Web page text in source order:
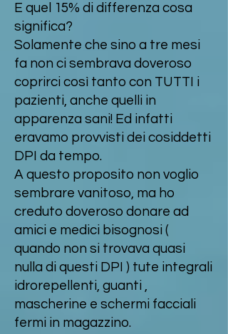
E quel 15% di differenza cosa
significa?
Solamente che sino a tre mesi
fa non ci sembrava doveroso
coprirci così tanto con TUTTI i
pazienti, anche quelli in
apparenza sani! Ed infatti
eravamo provvisti dei cosiddetti
DPI da tempo.
A questo proposito non voglio
sembrare vanitoso, ma ho
creduto doveroso donare ad
amici e medici bisognosi (
quando non si trovava quasi
nulla di questi DPI ) tute integrali
idrorepellenti, guanti ,
mascherine e schermi facciali
fermi in magazzino.